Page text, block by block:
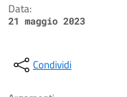
Data:
21 maggio 2023
Condividi